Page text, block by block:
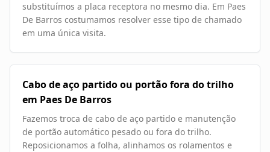
substituímos a placa receptora no mesmo dia. Em Paes
De Barros costumamos resolver esse tipo de chamado
em uma única visita.
Cabo de aço partido ou portão fora do trilho
em Paes De Barros
Fazemos troca de cabo de aço partido e manutenção
de portão automático pesado ou fora do trilho.
Reposicionamos a folha, alinhamos os rolamentos e